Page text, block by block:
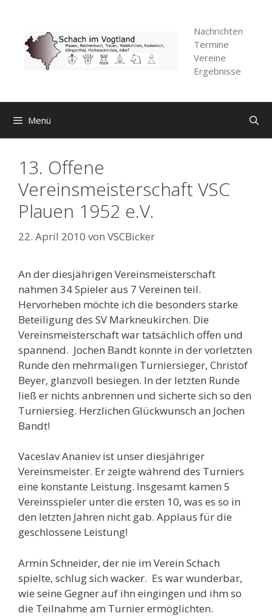
springen
Nachrichten
Termine
Vereine
Ergebnisse
Menü
13. Offene
Vereinsmeisterschaft VSC
Plauen 1952 e.V.
22. April 2010 von VSCBicker
An der diesjährigen Vereinsmeisterschaft
nahmen 34 Spieler aus 7 Vereinen teil.
Hervorheben möchte ich die besonders starke
Beteiligung des SV Markneukirchen. Die
Vereinsmeisterschaft war tatsächlich offen und
spannend. Jochen Bandt konnte in der vorletzten
Runde den mehrmaligen Turniersieger, Christof
Beyer, glanzvoll besiegen. In der letzten Runde
ließ er nichts anbrennen und sicherte sich so den
Turniersieg. Herzlichen Glückwunsch an Jochen
Bandt!
Vaceslav Ananiev ist unser diesjähriger
Vereinsmeister. Er zeigte während des Turniers
eine konstante Leistung. Insgesamt kamen 5
Vereinsspieler unter die ersten 10, was es so in
den letzten Jahren nicht gab. Applaus für die
geschlossene Leistung!
Armin Schneider, der nie im Verein Schach
spielte, schlug sich wacker. Es war wunderbar,
wie seine Gegner auf ihn eingingen und ihm so
die Teilnahme am Turnier ermöglichten.